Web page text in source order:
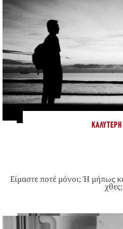
Είμαστε ποτέ μόνοι; Ή μήπως
χθες;